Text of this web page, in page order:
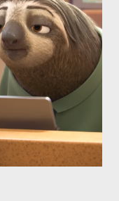
the game you
in a *.bz2 file you
the Terminal this,
where the iso file is:
/mnt/fakecd ...